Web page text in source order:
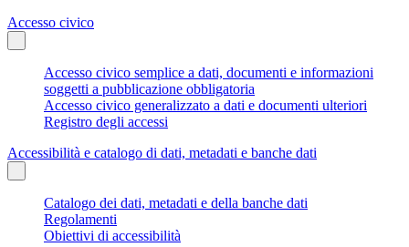
Accesso civico
Accesso civico semplice a dati, documenti e informazioni
soggetti a pubblicazione obbligatoria
Accesso civico generalizzato a dati e documenti ulteriori
Registro degli accessi
Accessibilità e catalogo di dati, metadati e banche dati
Catalogo dei dati, metadati e della banche dati
Regolamenti
Obiettivi di accessibilità